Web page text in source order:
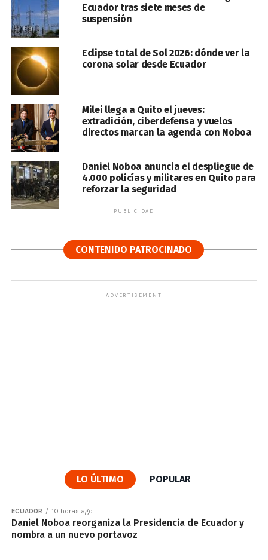
Ecuador tras siete meses de
suspensión
Eclipse total de Sol 2026: dónde ver la
corona solar desde Ecuador
Milei llega a Quito el jueves:
extradición, ciberdefensa y vuelos
directos marcan la agenda con Noboa
Daniel Noboa anuncia el despliegue de
4.000 policías y militares en Quito para
reforzar la seguridad
PUBLICIDAD
CONTENIDO PATROCINADO
ADVERTISEMENT
LO ÚLTIMO POPULAR
ECUADOR 10 horas ago
Daniel Noboa reorganiza la Presidencia de Ecuador y
nombra a un nuevo portavoz